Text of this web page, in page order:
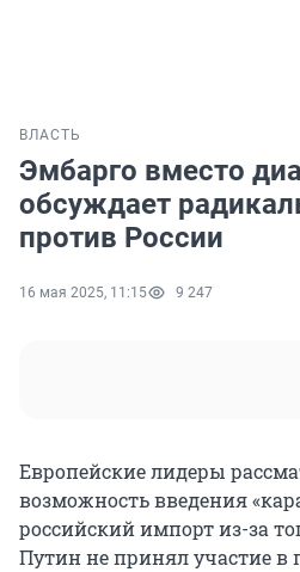
ВЛАСТЬ
Эмбарго вместо
обсуждает
против России
16 мая 2025, 11:15 9 247
Европейские лидеры
возможность введения
российский импорт из-за
Путин не принял участие в